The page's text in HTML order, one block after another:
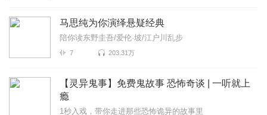
马思纯为你演绎悬疑经典
陪你读东野圭吾/爱伦·坡/江户川乱步
7 203.31万
【灵异鬼事】免费鬼故事 恐怖奇谈 | 一听就上
瘾
1秒入戏，带你走进那些恐怖诡异的故事里